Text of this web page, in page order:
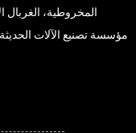
المخروطية، الغربال
مؤسسة تصنيع الآلات